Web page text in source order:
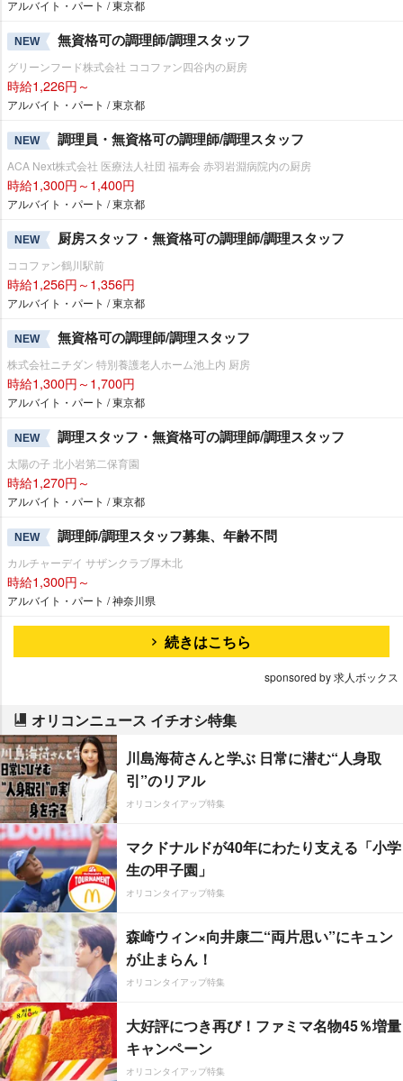
アルバイト・パート / 東京都
NEW 無資格可の調理師/調理スタッフ
グリーンフード株式会社 ココファン四谷内の厨房
時給1,226円～
アルバイト・パート / 東京都
NEW 調理員・無資格可の調理師/調理スタッフ
ACA Next株式会社 医療法人社団 福寿会 赤羽岩淵病院内の厨房
時給1,300円～1,400円
アルバイト・パート / 東京都
NEW 厨房スタッフ・無資格可の調理師/調理スタッフ
ココファン鶴川駅前
時給1,256円～1,356円
アルバイト・パート / 東京都
NEW 無資格可の調理師/調理スタッフ
株式会社ニチダン 特別養護老人ホーム池上内 厨房
時給1,300円～1,700円
アルバイト・パート / 東京都
NEW 調理スタッフ・無資格可の調理師/調理スタッフ
太陽の子 北小岩第二保育園
時給1,270円～
アルバイト・パート / 東京都
NEW 調理師/調理スタッフ募集、年齢不問
カルチャーデイ サザンクラブ厚木北
時給1,300円～
アルバイト・パート / 神奈川県
続きはこちら
sponsored by 求人ボックス
オリコンニュース イチオシ特集
川島海荷さんと学ぶ 日常に潜む“人身取
引”のリアル
オリコンタイアップ特集
マクドナルドが40年にわたり支える「小学
生の甲子園」
オリコンタイアップ特集
森崎ウィン×向井康二“両片思い”にキュン
が止まらん！
オリコンタイアップ特集
大好評につき再び！ファミマ名物45％増量
キャンペーン
オリコンタイアップ特集